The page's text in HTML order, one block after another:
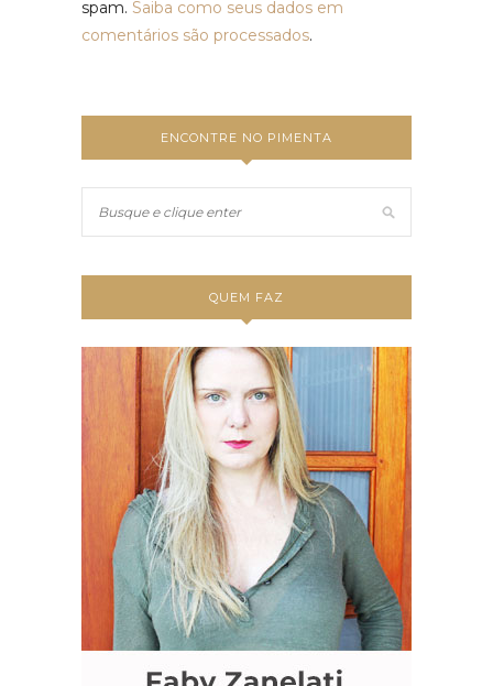
spam. Saiba como seus dados em
comentários são processados.
ENCONTRE NO PIMENTA
QUEM FAZ